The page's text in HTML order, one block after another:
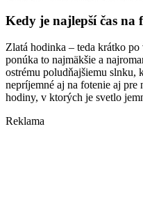
Kedy je najlepší čas na
Zlatá hodinka – teda krátko
ponúka to najmäkšie a
ostrému poludňajšiemu slnku,
nepríjemné aj na fotenie aj pre
hodiny, v ktorých je svetlo
Reklama